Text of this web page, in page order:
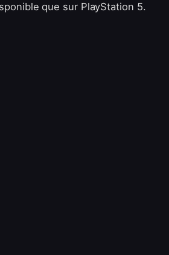
que sur PlayStation 5.